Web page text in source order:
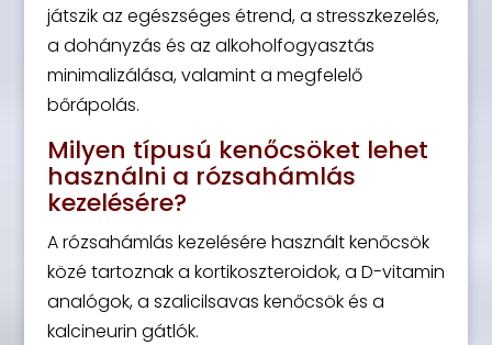
játszik az egészséges étrend, a stresszkezelés,
a dohányzás és az alkoholfogyasztás
minimalizálása, valamint a megfelelő
bőrápolás.
Milyen típusú kenőcsöket lehet
használni a rózsahámlás
kezelésére?
A rózsahámlás kezelésére használt kenőcsök
közé tartoznak a kortikoszteroidok, a D-vitamin
analógok, a szalicilsavas kenőcsök és a
kalcineurin gátlók.